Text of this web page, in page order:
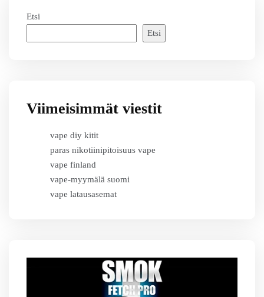
Etsi
Etsi
Viimeisimmät viestit
vape diy kitit
paras nikotiinipitoisuus vape
vape finland
vape-myymälä suomi
vape latausasemat